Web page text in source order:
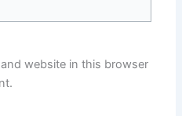
website in this browser